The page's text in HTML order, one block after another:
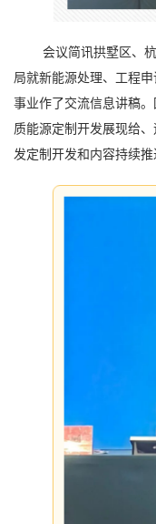
会议简讯拱墅区、
局就新能源处理、工程
事业作了交流信息讲稿
质能源定制开发展现给
发定制开发和内容持续推